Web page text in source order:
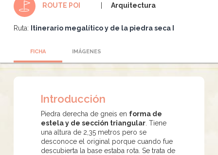
ROUTE POI Arquitectura
Ruta: Itinerario megalítico y de la piedra seca I
FICHA IMÁGENES
Introducción
Piedra derecha de gneis en forma de
estela y de sección triangular . Tiene
una altura de 2,35 metros pero se
desconoce el original porque cuando fue
descubierta la base estaba rota. Se trata de